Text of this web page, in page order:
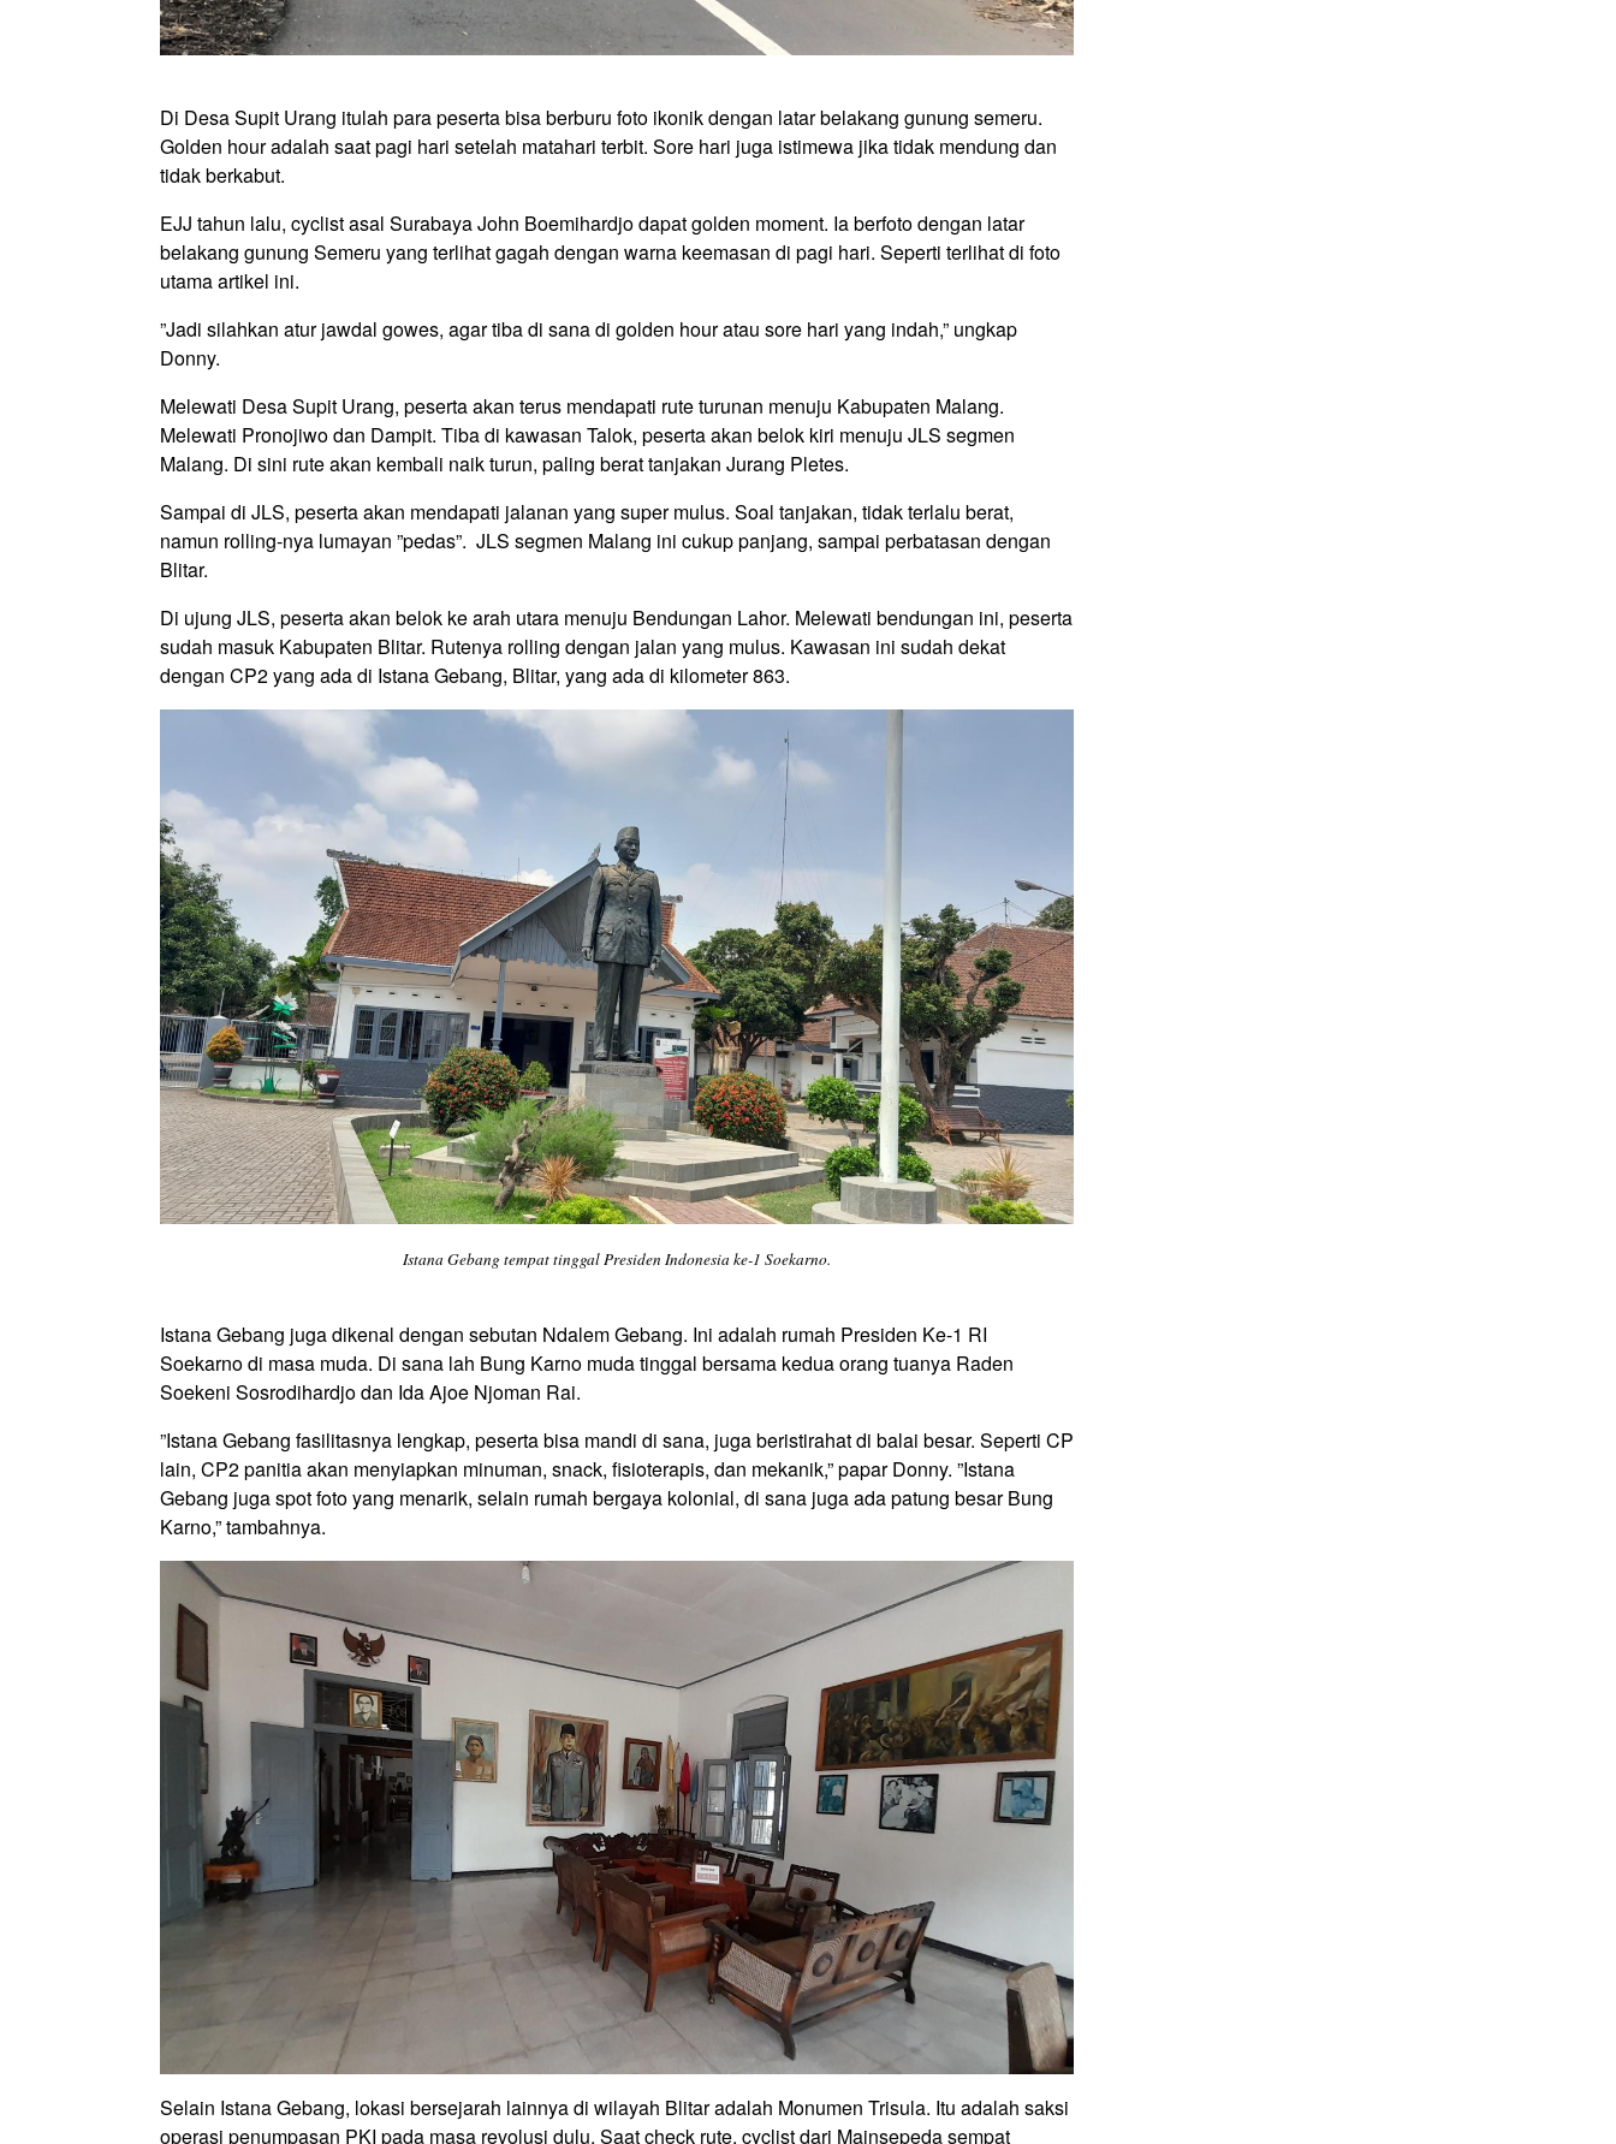
Di Desa Supit Urang itulah para peserta bisa berburu foto ikonik dengan latar belakang gunung semeru.
Golden hour adalah saat pagi hari setelah matahari terbit. Sore hari juga istimewa jika tidak mendung dan
tidak berkabut.
EJJ tahun lalu, cyclist asal Surabaya John Boemihardjo dapat golden moment. Ia berfoto dengan latar
belakang gunung Semeru yang terlihat gagah dengan warna keemasan di pagi hari. Seperti terlihat di foto
utama artikel ini.
”Jadi silahkan atur jawdal gowes, agar tiba di sana di golden houratau sore hari yang indah,” ungkap
Donny.
Melewati Desa Supit Urang, peserta akan terus mendapati rute turunan menuju Kabupaten Malang.
Melewati Pronojiwo dan Dampit. Tiba di kawasan Talok, peserta akan belok kiri menuju JLS segmen
Malang. Di sini rute akan kembali naik turun, paling berat tanjakan Jurang Pletes.
Sampai di JLS, peserta akan mendapati jalanan yang super mulus. Soal tanjakan, tidak terlalu berat,
namun rolling-nya lumayan ”pedas”. JLS segmen Malang ini cukup panjang, sampai perbatasan dengan
Blitar.
Di ujung JLS, peserta akan belok ke arah utara menuju Bendungan Lahor. Melewati bendungan ini, peserta
sudah masuk Kabupaten Blitar. Rutenya rolling dengan jalan yang mulus. Kawasan ini sudah dekat
dengan CP2 yang ada di Istana Gebang, Blitar, yang ada di kilometer863.
Istana Gebang tempat tinggal Presiden Indonesia ke-1 Soekarno.
Istana Gebang juga dikenal dengan sebutan Ndalem Gebang. Ini adalah rumah Presiden Ke-1 RI
Soekarno di masa muda. Di sana lah Bung Karno muda tinggal bersama kedua orang tuanya Raden
Soekeni Sosrodihardjo dan Ida Ajoe Njoman Rai.
”Istana Gebang fasilitasnya lengkap, peserta bisa mandi di sana, juga beristirahat di balai besar. Seperti CP
lain, CP2 panitia akan menyiapkan minuman, snack, fisioterapis, dan mekanik,” paparDonny. ”Istana
Gebang juga spot foto yang menarik, selain rumah bergaya kolonial, di sana juga ada patung besar Bung
Karno,” tambahnya.
Selain Istana Gebang, lokasi bersejarah lainnya di wilayah Blitar adalah Monumen Trisula. Itu adalah saksi
operasi penumpasan PKI pada masa revolusi dulu. Saat check rute, cyclistdari Mainsepeda sempat